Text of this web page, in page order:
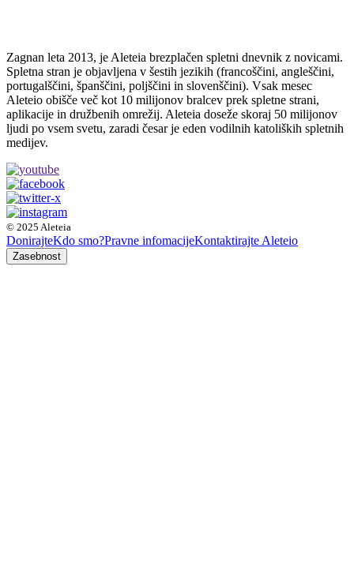
Zagnan leta 2013, je Aleteia brezplačen spletni dnevnik z novicami.
Spletna stran je objavljena v šestih jezikih (francoščini, angleščini,
portugalščini, španščini, poljščini in slovenščini). Vsak mesec
Aleteio obišče več kot 10 milijonov bralcev prek spletne strani,
aplikacije in družbenih omrežij. Aleteia doseže skoraj 50 milijonov
ljudi po vsem svetu, zaradi česar je eden vodilnih katoliških spletnih
medijev.
© 2025 Aleteia
DonirajteKdo smo?Pravne infomacijeKontaktirajte Aleteio
Zasebnost